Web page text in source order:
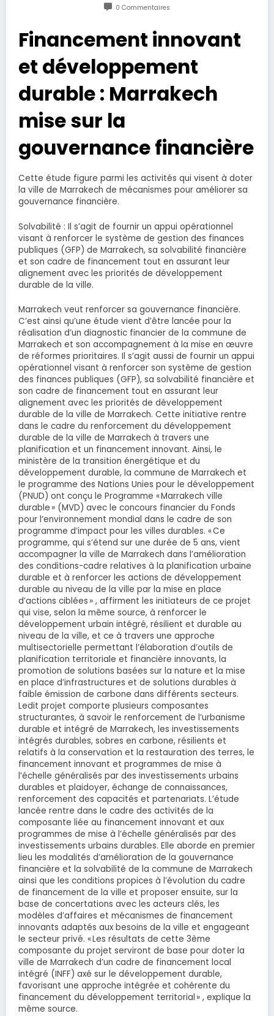
0 Commentaires
Financement innovant
et développement
durable : Marrakech
mise sur la
gouvernance financière
Cette étude figure parmi les activités qui visent à doter
la ville de Marrakech de mécanismes pour améliorer sa
gouvernance financière.
Solvabilité : Il s’agit de fournir un appui opérationnel
visant à renforcer le système de gestion des finances
publiques (GFP) de Marrakech, sa solvabilité financière
et son cadre de financement tout en assurant leur
alignement avec les priorités de développement
durable de la ville.
Marrakech veut renforcer sa gouvernance financière.
C’est ainsi qu’une étude vient d’être lancée pour la
réalisation d’un diagnostic financier de la commune de
Marrakech et son accompagnement à la mise en œuvre
de réformes prioritaires. Il s’agit aussi de fournir un appui
opérationnel visant à renforcer son système de gestion
des finances publiques (GFP), sa solvabilité financière et
son cadre de financement tout en assurant leur
alignement avec les priorités de développement
durable de la ville de Marrakech. Cette initiative rentre
dans le cadre du renforcement du développement
durable de la ville de Marrakech à travers une
planification et un financement innovant. Ainsi, le
ministère de la transition énergétique et du
développement durable, la commune de Marrakech et
le programme des Nations Unies pour le développement
(PNUD) ont conçu le Programme « Marrakech ville
durable » (MVD) avec le concours financier du Fonds
pour l’environnement mondial dans le cadre de son
programme d’impact pour les villes durables. « Ce
programme, qui s’étend sur une durée de 5 ans, vient
accompagner la ville de Marrakech dans l’amélioration
des conditions-cadre relatives à la planification urbaine
durable et à renforcer les actions de développement
durable au niveau de la ville par la mise en place
d’actions ciblées » , affirment les initiateurs de ce projet
qui vise, selon la même source, à renforcer le
développement urbain intégré, résilient et durable au
niveau de la ville, et ce à travers une approche
multisectorielle permettant l’élaboration d’outils de
planification territoriale et financière innovants, la
promotion de solutions basées sur la nature et la mise
en place d’infrastructures et de solutions durables à
faible émission de carbone dans différents secteurs.
Ledit projet comporte plusieurs composantes
structurantes, à savoir le renforcement de l’urbanisme
durable et intégré de Marrakech, les investissements
intégrés durables, sobres en carbone, résilients et
relatifs à la conservation et la restauration des terres, le
financement innovant et programmes de mise à
l’échelle généralisés par des investissements urbains
durables et plaidoyer, échange de connaissances,
renforcement des capacités et partenariats. L’étude
lancée rentre dans le cadre des activités de la
composante liée au financement innovant et aux
programmes de mise à l’échelle généralisés par des
investissements urbains durables. Elle aborde en premier
lieu les modalités d’amélioration de la gouvernance
financière et la solvabilité de la commune de Marrakech
ainsi que les conditions propices à l’évolution du cadre
de financement de la ville et proposer ensuite, sur la
base de concertations avec les acteurs clés, les
modèles d’affaires et mécanismes de financement
innovants adaptés aux besoins de la ville et engageant
le secteur privé. « Les résultats de cette 3ème
composante du projet serviront de base pour doter la
ville de Marrakech d’un cadre de financement local
intégré (INFF) axé sur le développement durable,
favorisant une approche intégrée et cohérente du
financement du développement territorial » , explique la
même source.